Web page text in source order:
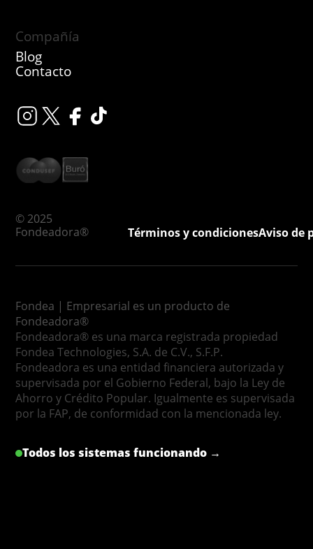
Compañía
Blog
Contacto
© 2025
Fondeadora®
Términos y condicionesAviso de
Fondea | Empresarial es un producto de
Fondeadora®
Fondeadora® es una marca registrada propiedad
Fondea Technologies, S.A. de C.V., S.F.P.
Fondeadora es una entidad financiera autorizada y
supervisada por el Gobierno Federal, bajo la Ley de
Ahorro y Crédito Popular. Igualmente es supervisada
por la FAP, de conformidad con la mencionada ley.
Todos los sistemas funcionando →